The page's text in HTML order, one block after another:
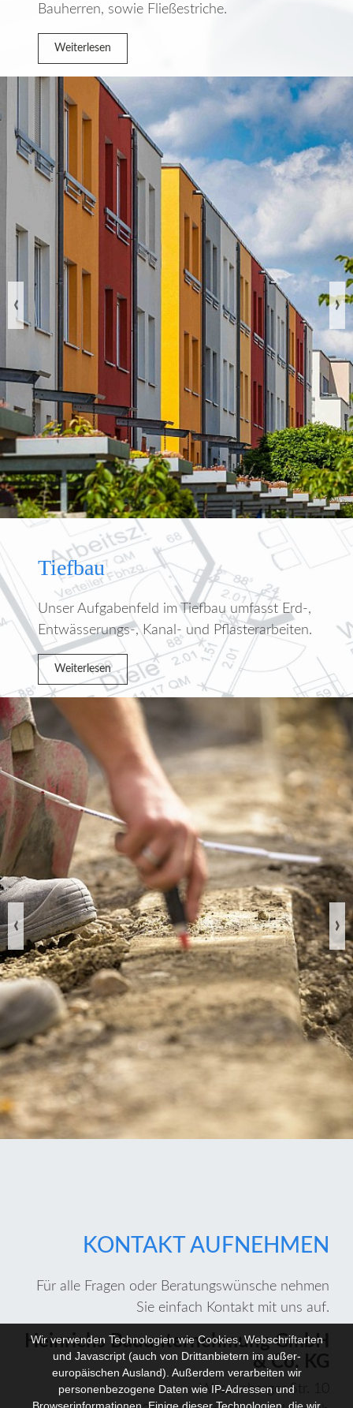
Bauherren, sowie Fließestriche.
Weiterlesen
Previous
Previous
Tiefbau
Unser Aufgabenfeld im Tiefbau umfasst Erd-,
Entwässerungs-, Kanal- und Pflasterarbeiten.
Weiterlesen
KONTAKT AUFNEHMEN
Für alle Fragen oder Beratungswünsche nehmen
Sie einfach Kontakt mit uns auf.
Heinrichs Bauunternehmung GmbH
& Co. KG
Wassenberger Str. 10
Wir verwenden Technologien wie Cookies, Webschriftarten
und Javascript (auch von Drittanbietern im außer-
europäischen Ausland). Außerdem verarbeiten wir
personenbezogene Daten wie IP-Adressen und